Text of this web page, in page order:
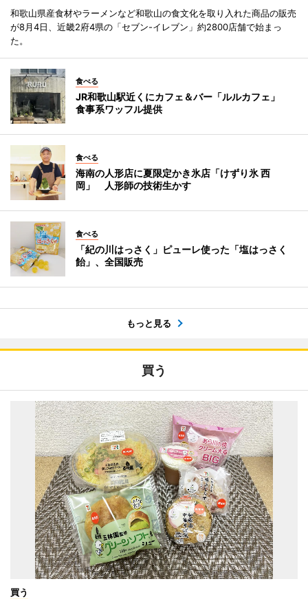
和歌山県産食材やラーメンなど和歌山の食文化を取り入れた商品の販売
が8月4日、近畿2府4県の「セブン-イレブン」約2800店舗で始まっ
た。
食べる
JR和歌山駅近くにカフェ＆バー「ルルカフェ」
食事系ワッフル提供
食べる
海南の人形店に夏限定かき氷店「けずり氷 西
岡」 人形師の技術生かす
食べる
「紀の川はっさく」ピューレ使った「塩はっさく
飴」、全国販売
もっと見る
買う
買う